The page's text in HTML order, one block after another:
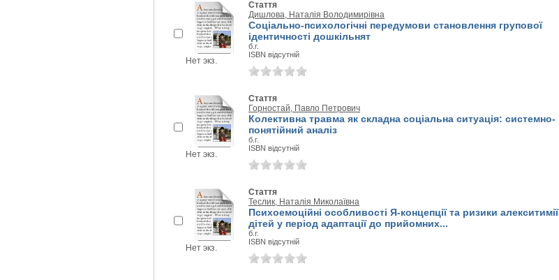
Нет экз.
Стаття
Дишлова, Наталія Володимирівна
Соціально-психологічні передумови становлення групової
ідентичності дошкільнят
б.г.
ISBN відсутній
Нет экз.
Стаття
Горностай, Павло Петрович
Колективна травма як складна соціальна ситуація: системно-
понятійний аналіз
б.г.
ISBN відсутній
Нет экз.
Стаття
Теслик, Наталія Миколаївна
Психоемоційні особливості Я-концепції та ризики алекситимії
дітей у період адаптації до прийомних...
б.г.
ISBN відсутній